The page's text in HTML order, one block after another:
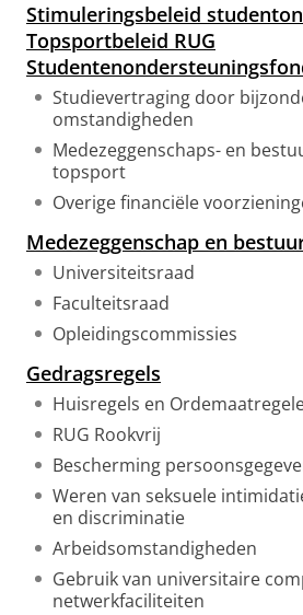
Stimuleringsbeleid
Topsportbeleid RUG
Studievertraging door
omstandigheden
Medezeggenschaps- en
topsport
Overige financiële
Medezeggenschap en
Universiteitsraad
Faculteitsraad
Opleidingscommissies
Gedragsregels
Huisregels en
RUG Rookvrij
Bescherming
Weren van seksuele
en discriminatie
Arbeidsomstandigheden
Gebruik van universitaire
netwerkfaciliteiten